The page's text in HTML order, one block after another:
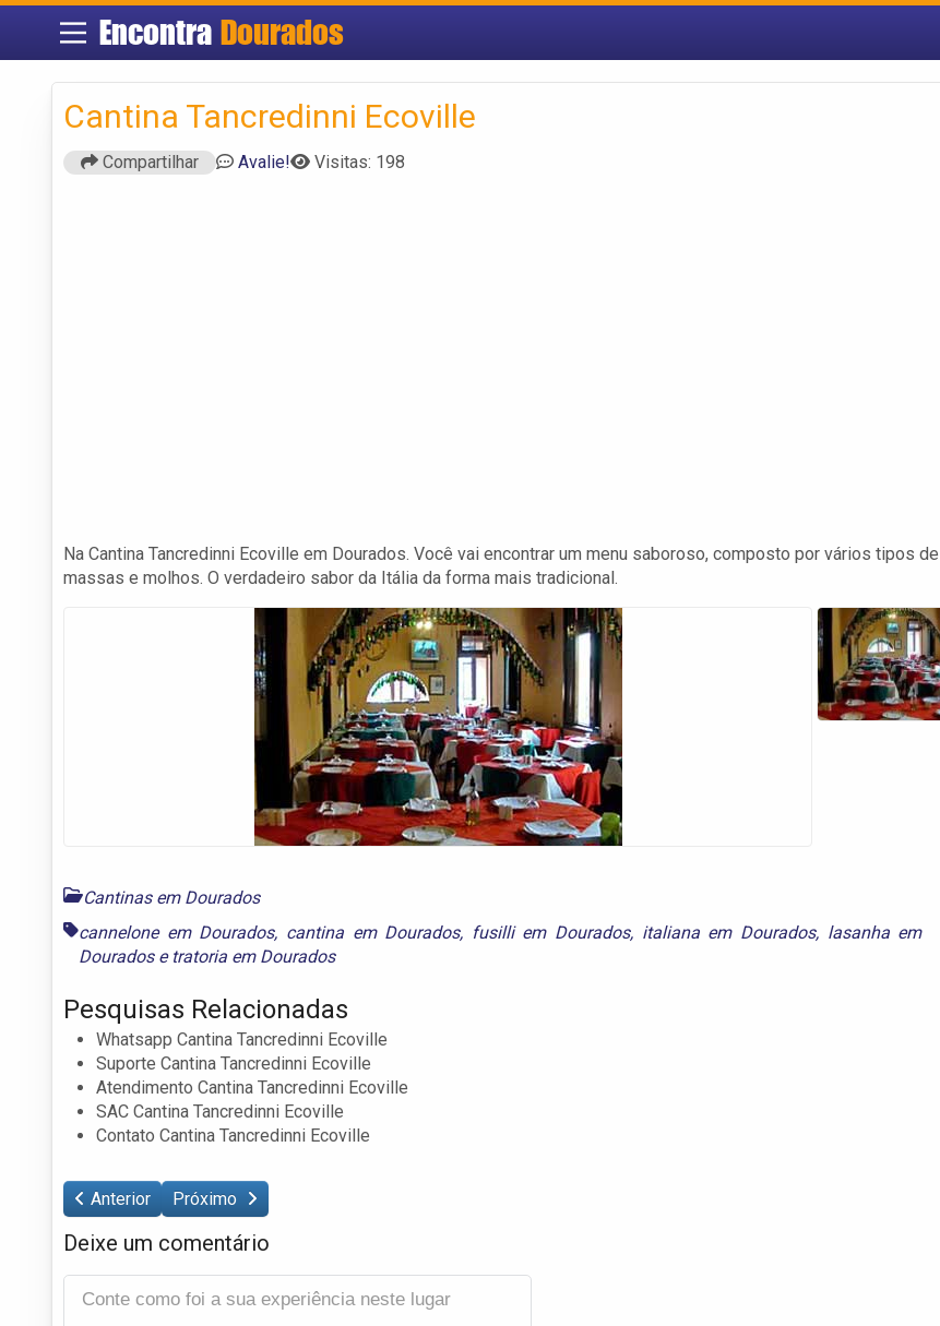
Encontra Dourados
Cantina Tancredinni Ecoville
Compartilhar Avalie! Visitas: 198
Na Cantina Tancredinni Ecoville em Dourados. Você vai encontrar um menu saboroso, composto por vários tipos de
massas e molhos. O verdadeiro sabor da Itália da forma mais tradicional.
Cantinas em Dourados
cannelone em Dourados, cantina em Dourados, fusilli em Dourados, italiana em Dourados, lasanha em
Douradose tratoria em Dourados
Pesquisas Relacionadas
Whatsapp Cantina Tancredinni Ecoville
Suporte Cantina Tancredinni Ecoville
Atendimento Cantina Tancredinni Ecoville
SAC Cantina Tancredinni Ecoville
Contato Cantina Tancredinni Ecoville
Anterior Próximo
Deixe um comentário